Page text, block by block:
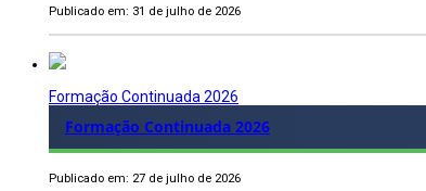
Publicado em: 31 de julho de 2026
Formação Continuada 2026
Formação Continuada 2026
Publicado em: 27 de julho de 2026